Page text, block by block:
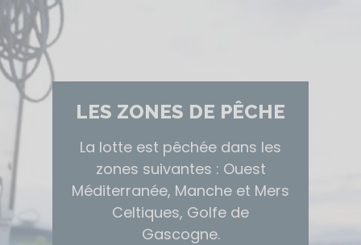
LES ZONES DE PÊCHE
La lotte est pêchée dans les
zones suivantes : Ouest
Méditerranée, Manche et Mers
Celtiques, Golfe de
Gascogne.